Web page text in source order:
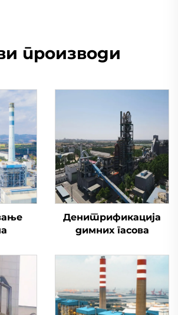
производи
Денитрификација
димних гасова